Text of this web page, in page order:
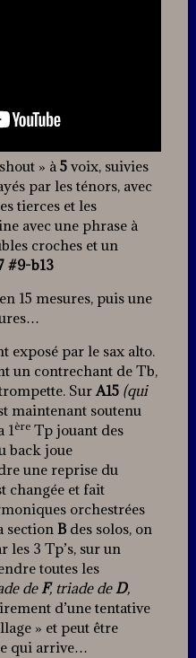
» à5voix, suivies
par les ténors, avec
tierces et les
avec une phrase à
croches et un
#9-b13
15 mesures, puis une
exposé par le sax alto.
un contrechant de Tb,
SurA15 (qui
maintenant soutenu
1èreTp jouant des
back joue
une reprise du
changée et fait
orchestrées
section B des solos, on
les 3 Tp’s, sur un
toutes les
deF, triade deD,
d’une tentative
» et peut être
qui arrive…